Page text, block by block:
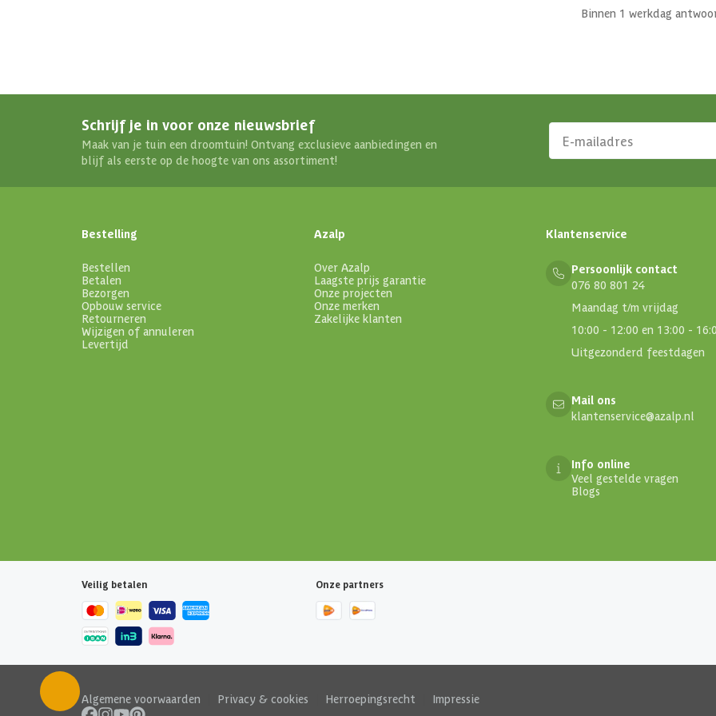
Binnen 1 werkdag
Schrijf je in voor onze nieuwsbrief
Maak van je tuin een droomtuin! Ontvang exclusieve aanbiedingen en
blijf als eerste op de hoogte van ons assortiment!
Bestelling
Bestellen
Betalen
Bezorgen
Opbouw service
Retourneren
Wijzigen of annuleren
Levertijd
Azalp
Over Azalp
Laagste prijs garantie
Onze projecten
Onze merken
Zakelijke klanten
Klantenservice
Persoonlijk contact
076 80 801 24
Maandag t/m vrijdag
10:00 - 12:00 en 13:00 -
Uitgezonderd feestdagen
Mail ons
klantenservice@azalp.nl
Info online
Veel gestelde vragen
Blogs
Veilig betalen Onze partners
Algemene voorwaarden Privacy & cookies Herroepingsrecht Impressie